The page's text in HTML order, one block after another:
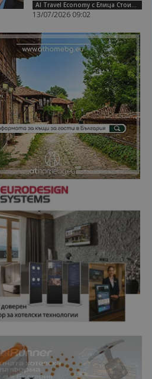
AI Travel Economy с Елица Стоилова
13/07/2026 09:02